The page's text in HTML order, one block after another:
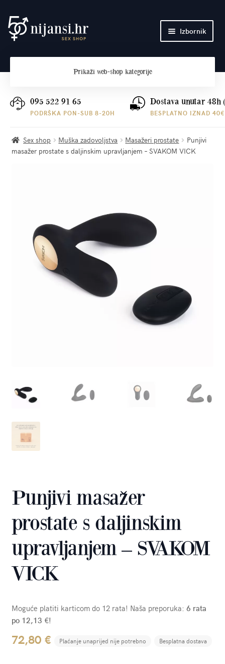
Preskoči
na
Skoči
do
Izbornik
Plaćanje i dostava
Prikaži web-shop kategorije
095 522 91 65
PODRŠKA PON-SUB 8-20H
Dostava unutar 48h
BESPLATNO IZNAD 40€
Sex shop Muška zadovoljstva Masažeri prostate
Punjivi
masažer prostate s daljinskim upravljanjem – SVAKOM VICK
Punjivi masažer
prostate s daljinskim
upravljanjem – SVAKOM
VICK
Moguće platiti karticom do 12 rata! Naša preporuka: 6 rata
po 12,13 €!
72,80 € Plaćanje unaprijed nije potrebno Besplatna dostava